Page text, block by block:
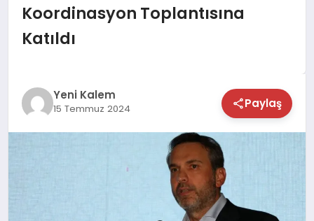
YAŞAM
SAĞLIK
Koordinasyon Toplantısına
Katıldı
Yeni Kalem
15 Temmuz 2024 Paylaş